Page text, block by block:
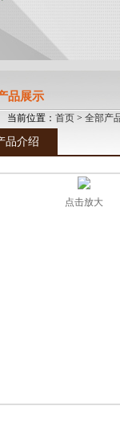
品展示
当前位置： 首页 > 全部产
品介绍
点击放大